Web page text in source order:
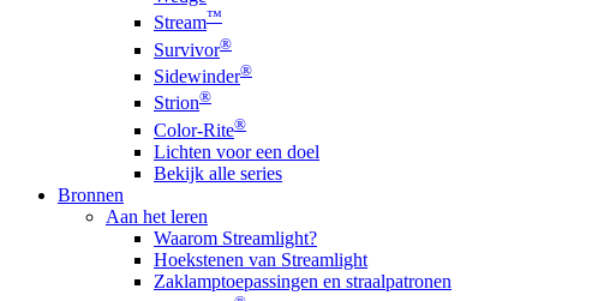
Stream™
Survivor®
Sidewinder®
Strion®
Color-Rite®
Lichten voor een doel
Bekijk alle series
Bronnen
Aan het leren
Waarom Streamlight?
Hoekstenen van Streamlight
Zaklamptoepassingen en straalpatronen